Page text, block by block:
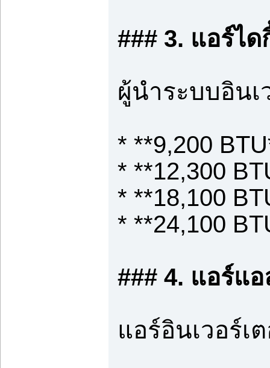
### 3. แอร์ไ
ผู้นำระบบอิน
* **9,200
* **12,300
* **18,100
* **24,100
### 4. แอร์แ
แอร์อินเวอร์เ